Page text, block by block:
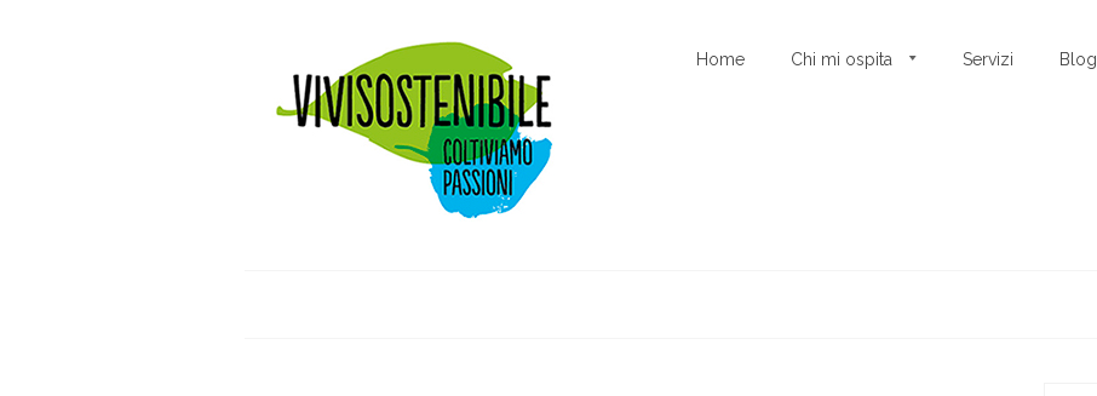
Home Chi mi ospita Servizi Blog